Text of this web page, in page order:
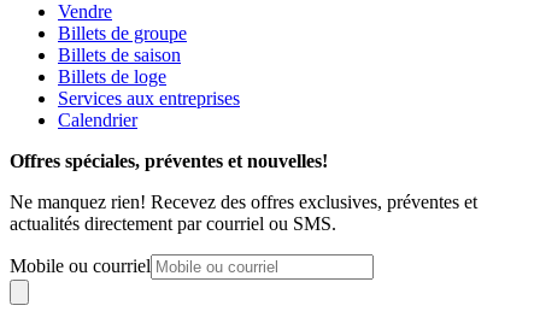
Vendre
Billets de groupe
Billets de saison
Billets de loge
Services aux entreprises
Calendrier
Offres spéciales, préventes et nouvelles!
Ne manquez rien! Recevez des offres exclusives, préventes et
actualités directement par courriel ou SMS.
Mobile ou courriel